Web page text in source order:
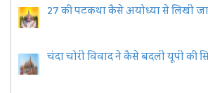
27 की पटकथा कैसे अयोध्या से लिखी जा
चंदा चोरी विवाद ने कैसे बदली यूपी की